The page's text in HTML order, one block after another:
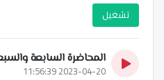
تشغيل
المحاضرة السابعة
2023-04-20 11:56:39